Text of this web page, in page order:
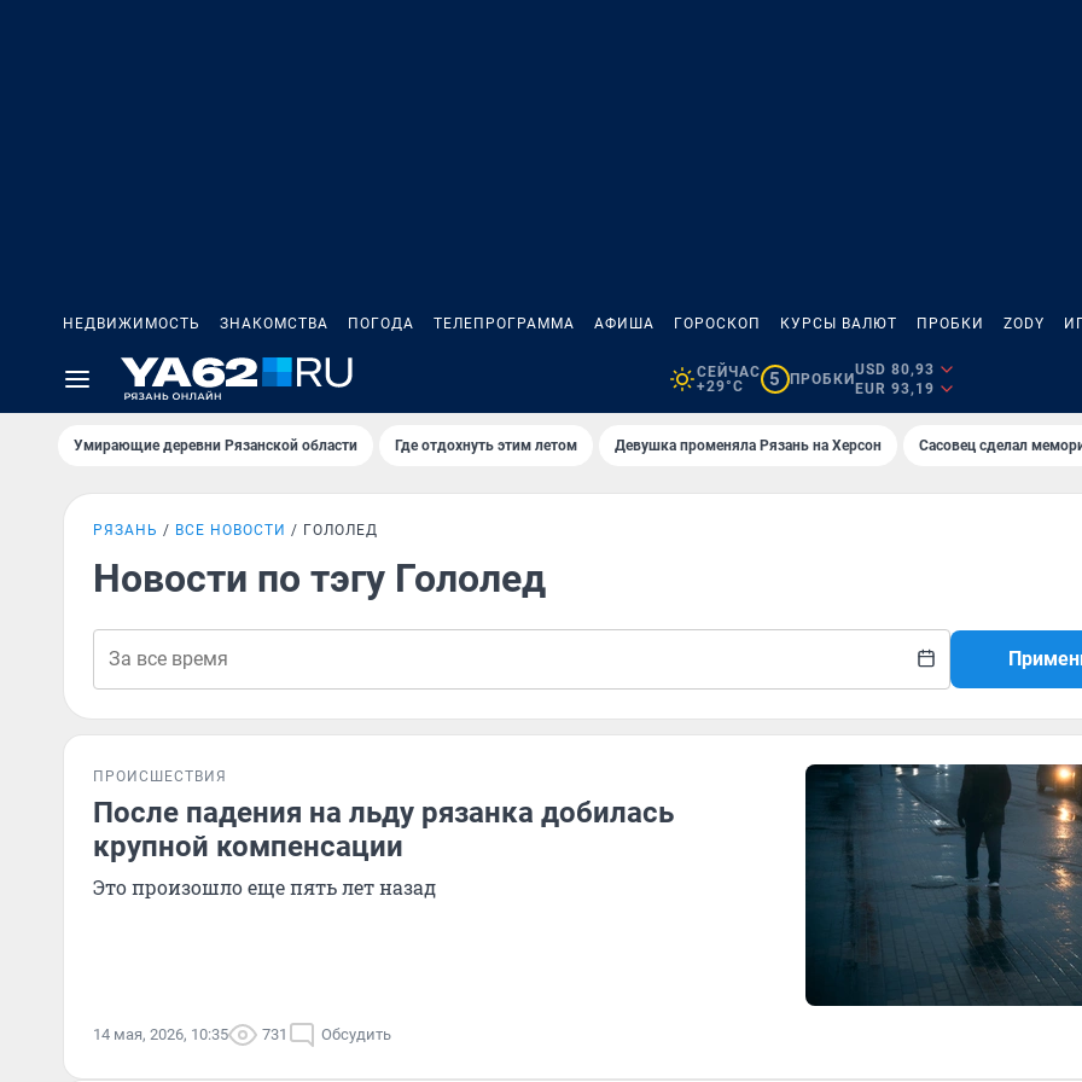
НЕДВИЖИМОСТЬ ЗНАКОМСТВА ПОГОДА ТЕЛЕПРОГРАММА АФИША ГОРОСКОП КУРСЫ ВАЛЮТ ПРОБКИ ZODY
СЕЙЧАС
+29°C
5 ПРОБКИ
USD 80,93
EUR 93,19
Умирающие деревни Рязанской области Где отдохнуть этим летом Девушка променяла Рязань на Херсон Сасовец сделал
РЯЗАНЬ ВСЕ НОВОСТИ ГОЛОЛЕД
Новости по тэгу Гололед
ПРОИСШЕСТВИЯ
После падения на льду рязанка добилась
крупной компенсации
Это произошло еще пять лет назад
14 мая, 2026, 10:35 731 Обсудить